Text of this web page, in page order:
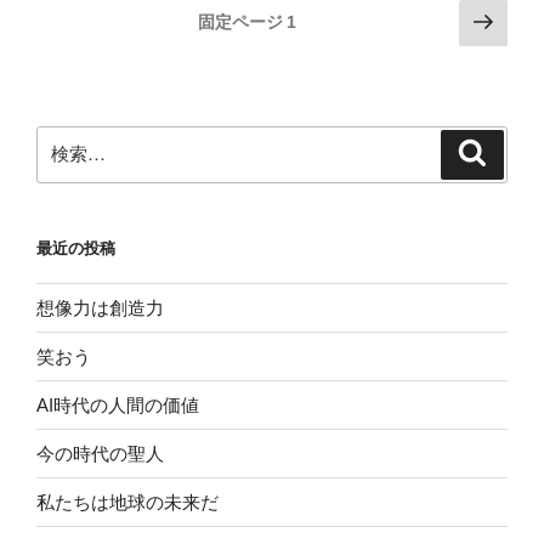
ー
ジ
り
固定ページ 1
次
の
ジ
索:
最近の投稿
想像力は創造力
笑おう
AI時代の人間の価値
今の時代の聖人
私たちは地球の未来だ